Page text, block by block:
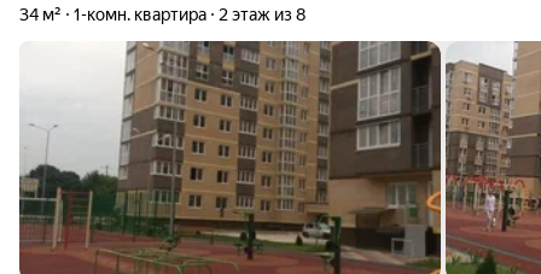
34 м² 1-комн. квартира 2 этаж из 8